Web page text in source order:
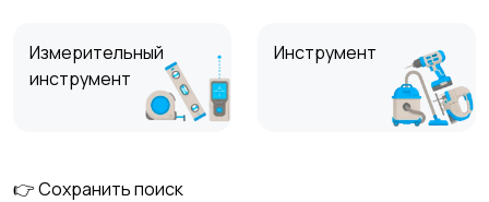
Измерительный
инструмент
Инструмент
👉 Сохранить поиск